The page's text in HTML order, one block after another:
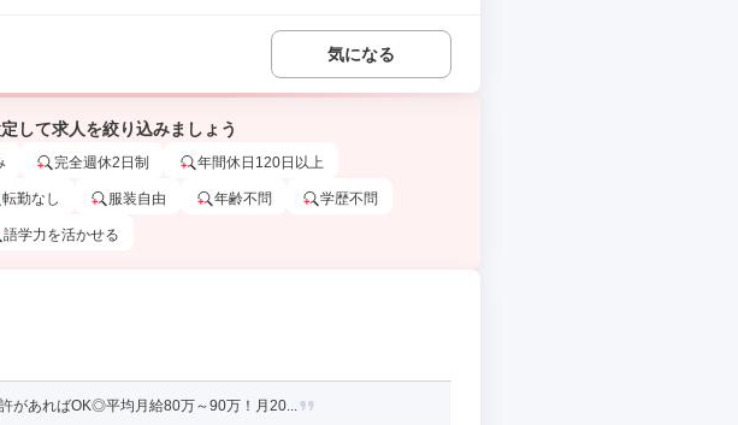
気になる
して求人を絞り込みましょう
完全週休2日制 年間休日120日以上
転勤なし 服装自由 年齢不問 学歴不問
語学力を活かせる
があればOK◎平均月給80万～90万！月20...